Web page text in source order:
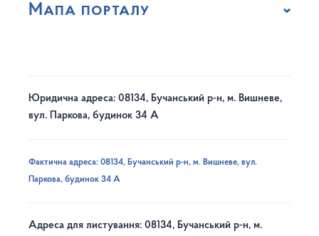
Мапа порталу
Юридична адреса: 08134, Бучанський р-н, м. Вишневе,
вул. Паркова, будинок 34 А
Фактична адреса: 08134, Бучанський р-н, м. Вишневе, вул.
Паркова, будинок 34 А
Адреса для листування: 08134, Бучанський р-н, м.